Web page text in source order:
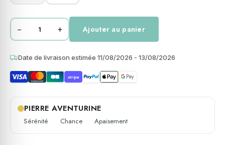
quantité
Collier
perles
heishi
pierres
naturelles
de
− + Ajouter au panier
Date de livraison estimée 11/08/2026 - 13/08/2026
stripe
PIERRE AVENTURINE
Sérénité Chance Apaisement